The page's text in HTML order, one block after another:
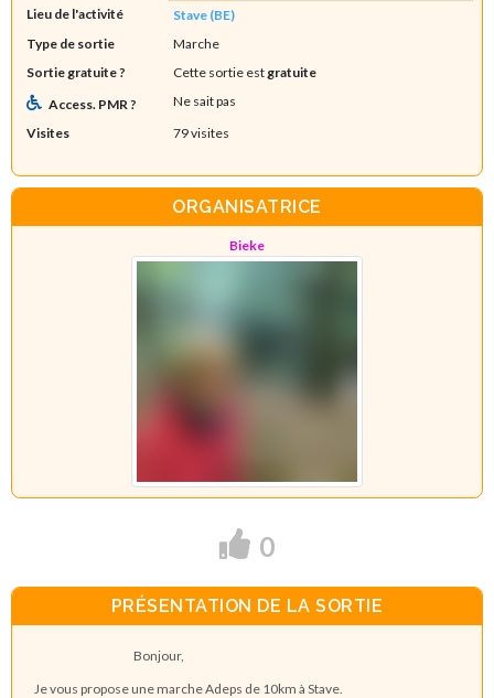
Lieu de l'activité
Stave (BE)
Type de sortie
Marche
Sortie gratuite ?
Cette sortie est gratuite
Access. PMR ?
Ne sait pas
Visites
79 visites
ORGANISATRICE
Bieke
0
PRÉSENTATION DE LA SORTIE
Bonjour,
Je vous propose une marche Adeps de 10km à Stave.